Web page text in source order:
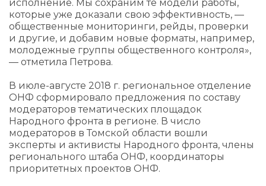
исполнение. Мы сохраним те модели работы,
которые уже доказали свою эффективность, —
общественные мониторинги, рейды, проверки
и другие, и добавим новые форматы, например,
молодежные группы общественного контроля»,
— отметила Петрова.
В июле-августе 2018 г. региональное отделение
ОНФ сформировало предложения по составу
модераторов тематических площадок
Народного фронта в регионе. В число
модераторов в Томской области вошли
эксперты и активисты Народного фронта, члены
регионального штаба ОНФ, координаторы
приоритетных проектов ОНФ.